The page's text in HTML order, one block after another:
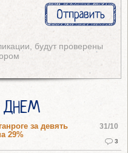
будут проверены
ДНЕМ
31/10
3
за девять
29%